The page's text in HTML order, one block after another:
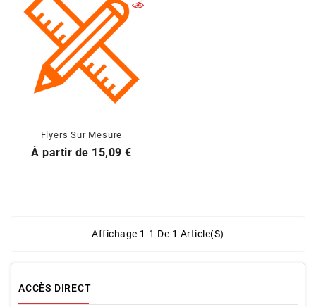
Flyers Sur Mesure
À partir de Prix
15,09 €
Affichage 1-1 De 1 Article(s)
ACCÈS DIRECT